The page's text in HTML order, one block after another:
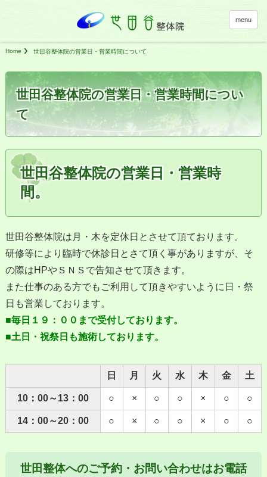
menu
Home 世田谷整体院の営業日・営業時間について
世田谷整体院の営業日・営業時間につい
て
世田谷整体院の営業日・営業時
間。
世田谷整体院は月・木を定休日とさせて頂ております。
研修等により臨時で休診日とさて頂く事がありますが、そ
の際はHPやＳＮＳで告知させて頂きます。
また仕事のある方でもご利用して頂きやすいように日・祭
日も営業しております。
■毎日１９：００まで受付しております。
■土日・祝祭日も施術しております。
日 月 火 水 木 金 土
10：00～13：00 ○ × ○ ○ × ○ ○
14：00～20：00 ○ × ○ ○ × ○ ○
世田整体へのご予約・お問い合わせはお電話